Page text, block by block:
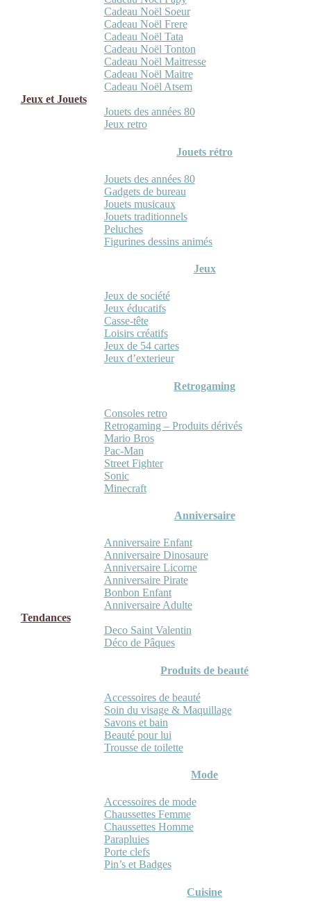
Cadeau Noël Soeur
Cadeau Noël Frere
Cadeau Noël Tata
Cadeau Noël Tonton
Cadeau Noël Maitresse
Cadeau Noël Maitre
Cadeau Noël Atsem
Jeux et Jouets
Jouets des années 80
Jeux retro
Jouets rétro
Jouets des années 80
Gadgets de bureau
Jouets musicaux
Jouets traditionnels
Peluches
Figurines dessins animés
Jeux
Jeux de société
Jeux éducatifs
Casse-tête
Loisirs créatifs
Jeux de 54 cartes
Jeux d’exterieur
Retrogaming
Consoles retro
Retrogaming – Produits dérivés
Mario Bros
Pac-Man
Street Fighter
Sonic
Minecraft
Anniversaire
Anniversaire Enfant
Anniversaire Dinosaure
Anniversaire Licorne
Anniversaire Pirate
Bonbon Enfant
Anniversaire Adulte
Tendances
Deco Saint Valentin
Déco de Pâques
Produits de beauté
Accessoires de beauté
Soin du visage & Maquillage
Savons et bain
Beauté pour lui
Trousse de toilette
Mode
Accessoires de mode
Chaussettes Femme
Chaussettes Homme
Parapluies
Porte clefs
Pin’s et Badges
Cuisine